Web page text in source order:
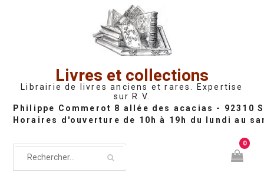
Livres et collections
Librairie de livres anciens et rares. Expertise
sur R.V.
0